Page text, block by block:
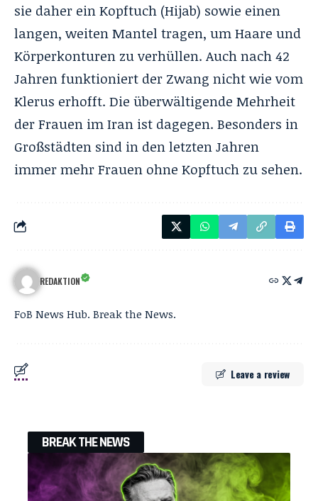
sie daher ein Kopftuch (Hijab) sowie einen
langen, weiten Mantel tragen, um Haare und
Körperkonturen zu verhüllen. Auch nach 42
Jahren funktioniert der Zwang nicht wie vom
Klerus erhofft. Die überwältigende Mehrheit
der Frauen im Iran ist dagegen. Besonders in
Großstädten sind in den letzten Jahren
immer mehr Frauen ohne Kopftuch zu sehen.
REDAKTION
FoB News Hub. Break the News.
Leave a review
BREAK THE NEWS